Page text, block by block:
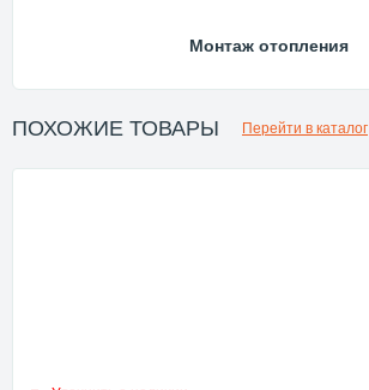
Монтаж отопления
ПОХОЖИЕ ТОВАРЫ Перейти в каталог